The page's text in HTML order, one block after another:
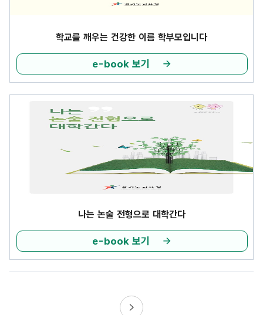
학교를 깨우는 건강한 이름 학부모입니다
e-book 보기
나는 논술 전형으로 대학간다
e-book 보기